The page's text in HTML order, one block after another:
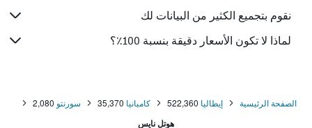
نقوم بتجميع الكثير من البيانات لك
لماذا لا تكون الأسعار دقيقة بنسبة 100٪؟
الصفحة الرئيسية إيطاليا 522,360 كامبانيا 35,370 سورنتو 2,080
هوتل نايس